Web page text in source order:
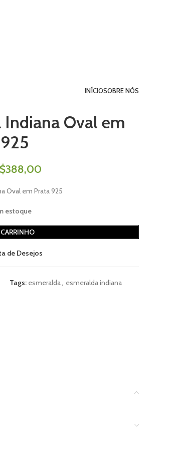
INÍCIOSOBRE NÓS
Indiana Oval em
388,00
Oval em Prata 925
estoque
de Desejos
Tags: esmeralda, esmeralda indiana